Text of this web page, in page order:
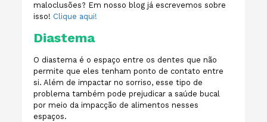
maloclusões? Em nosso blog já escrevemos sobre
isso! Clique aqui!
Diastema
O diastema é o espaço entre os dentes que não
permite que eles tenham ponto de contato entre
si. Além de impactar no sorriso, esse tipo de
problema também pode prejudicar a saúde bucal
por meio da impacção de alimentos nesses
espaços.